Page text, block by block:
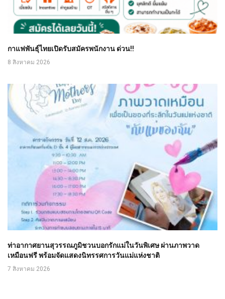
กาแฟพันธุ์ไทยเปิดรับสมัครพนักงาน ด่วน!!
8 สิงหาคม 2026
ท่าอากาศยานสุวรรณภูมิชวนบอกรักแม่ในวันพิเศษ ผ่านภาพวาด
เหมือนฟรี พร้อมจัดแสดงนิทรรศการวันแม่แห่งชาติ
7 สิงหาคม 2026